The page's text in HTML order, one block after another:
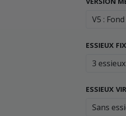
ESSIEUX
ESSIEUX